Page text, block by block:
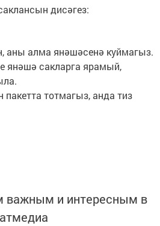
дисәгез:
аны алма янәшәсенә куймагыз.
янәшә сакларга ярамый,
тотмагыз, анда тиз
важным и интересным в